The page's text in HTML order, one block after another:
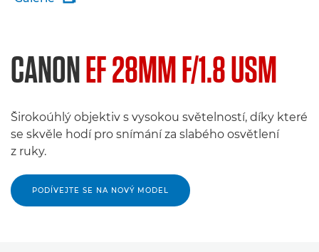
CANONEF 28MM F/1.8 USM
Širokoúhlý objektiv s vysokou světelností, díky které
se skvěle hodí pro snímání za slabého osvětlení
z ruky.
PODÍVEJTE SE NA NOVÝ MODEL